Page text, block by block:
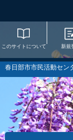
このサイトについて 新規
春日部市市民活動セン